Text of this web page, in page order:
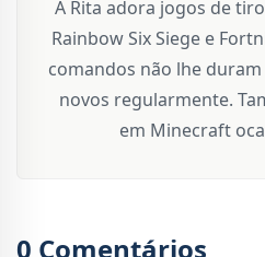
A Rita adora jogos de
Rainbow Six Siege e
comandos não lhe
novos regularmente.
em Minecraft
0 Comentários